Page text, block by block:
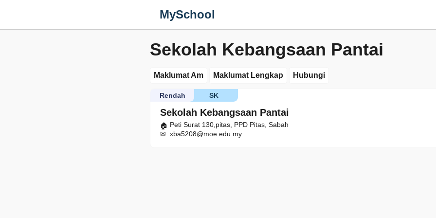
MySchool
Sekolah Kebangsaan Pantai
Maklumat Am Maklumat Lengkap Hubungi
Sekolah Kebangsaan Pantai
SK
Rendah
Peti Surat 130,pitas, PPD Pitas, Sabah
xba5208@moe.edu.my